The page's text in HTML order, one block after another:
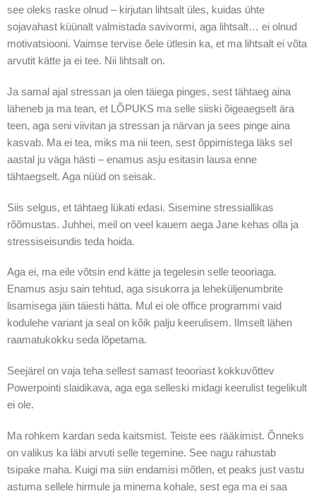
see oleks raske olnud – kirjutan lihtsalt üles, kuidas ühte
sojavahast küünalt valmistada savivormi, aga lihtsalt… ei olnud
motivatsiooni. Vaimse tervise õele ütlesin ka, et ma lihtsalt ei võta
arvutit kätte ja ei tee. Nii lihtsalt on.
Ja samal ajal stressan ja olen täiega pinges, sest tähtaeg aina
läheneb ja ma tean, et LÕPUKS ma selle siiski õigeaegselt ära
teen, aga seni viivitan ja stressan ja närvan ja sees pinge aina
kasvab. Ma ei tea, miks ma nii teen, sest õppimistega läks sel
aastal ju väga hästi – enamus asju esitasin lausa enne
tähtaegselt. Aga nüüd on seisak.
Siis selgus, et tähtaeg lükati edasi. Sisemine stressiallikas
rõõmustas. Juhhei, meil on veel kauem aega Jane kehas olla ja
stressiseisundis teda hoida.
Aga ei, ma eile võtsin end kätte ja tegelesin selle teooriaga.
Enamus asju sain tehtud, aga sisukorra ja leheküljenumbrite
lisamisega jäin täiesti hätta. Mul ei ole office programmi vaid
kodulehe variant ja seal on kõik palju keerulisem. Ilmselt lähen
raamatukokku seda lõpetama.
Seejärel on vaja teha sellest samast teooriast kokkuvõttev
Powerpointi slaidikava, aga ega selleski midagi keerulist tegelikult
ei ole.
Ma rohkem kardan seda kaitsmist. Teiste ees rääkimist. Õnneks
on valikus ka läbi arvuti selle tegemine. See nagu rahustab
tsipake maha. Kuigi ma siin endamisi mõtlen, et peaks just vastu
astuma sellele hirmule ja minema kohale, sest ega ma ei saa